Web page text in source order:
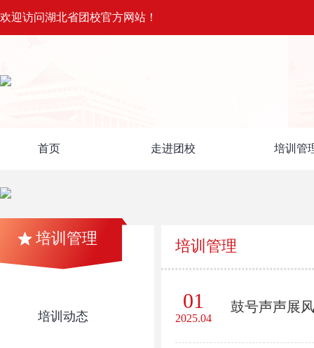
欢迎访问湖北省团校官方网站！
首页 走进团校 培训管
培训管理
培训动态
培训管理
01
2025.04
鼓号声声展